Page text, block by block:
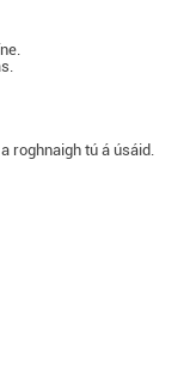
roghnaigh tú á úsáid.